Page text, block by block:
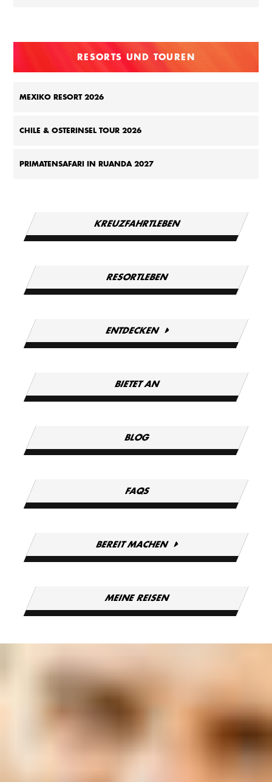
RESORTS UND TOUREN
MEXIKO RESORT 2026
CHILE & OSTERINSEL TOUR 2026
PRIMATENSAFARI IN RUANDA 2027
KREUZFAHRTLEBEN
RESORTLEBEN
ENTDECKEN
BIETET AN
BLOG
FAQS
BEREIT MACHEN
MEINE REISEN